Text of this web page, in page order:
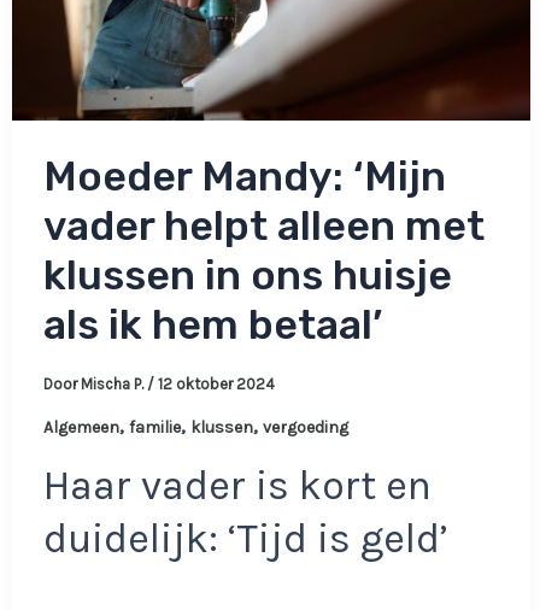
Moeder Mandy: ‘Mijn
vader helpt alleen met
klussen in ons huisje
als ik hem betaal’
Door Mischa P. / 12 oktober 2024
Algemeen, familie, klussen, vergoeding
Haar vader is kort en
duidelijk: ‘Tijd is geld’